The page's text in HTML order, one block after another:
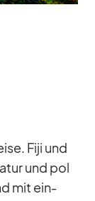
Fiji und
und po­l
mit ein­